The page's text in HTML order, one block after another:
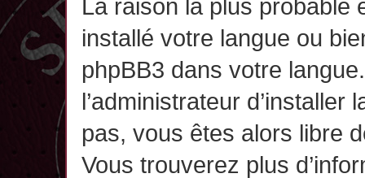
La raison la plus probable
installé votre langue ou
phpBB3 dans votre
l’administrateur d’installer
pas, vous êtes alors libre
Vous trouverez plus